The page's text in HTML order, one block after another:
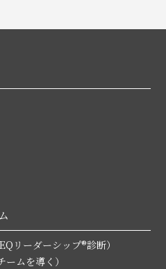
ーダーシップ®診断）
ムを導く）